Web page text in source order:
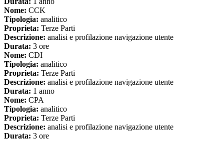
Nome: CCK
Tipologia: analitico
Proprieta: Terze Parti
Descrizione: analisi e profilazione navigazione utente
Durata: 3 ore
Nome: CDI
Tipologia: analitico
Proprieta: Terze Parti
Descrizione: analisi e profilazione navigazione utente
Durata: 1 anno
Nome: CPA
Tipologia: analitico
Proprieta: Terze Parti
Descrizione: analisi e profilazione navigazione utente
Durata: 3 ore